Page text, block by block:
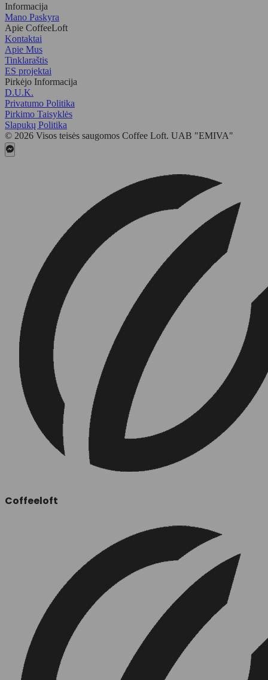
Informacija
Mano Paskyra
Apie CoffeeLoft
Kontaktai
Apie Mus
Tinklaraštis
ES projektai
Pirkėjo Informacija
D.U.K.
Privatumo Politika
Pirkimo Taisyklės
Slapukų Politika
© 2026 Visos teisės saugomos Coffee Loft. UAB "EMIVA"
Coffeeloft